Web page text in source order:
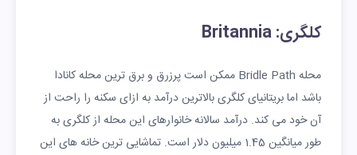
کلگری: Britannia
محله Bridle Path ممکن است پرزرق و برق ترین محله کانادا
باشد اما بریتانیای کلگری بالاترین درآمد به ازای سکنه را راحت از
آن خود می کند. درآمد سالانه خانوارهای این محله از کلگری به
طور میانگین 1.45 میلیون دلار است. تماشایی ترین خانه های این